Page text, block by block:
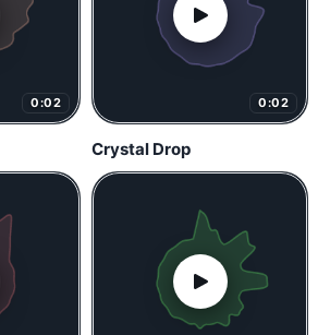
0:02 0:02
Crystal Drop